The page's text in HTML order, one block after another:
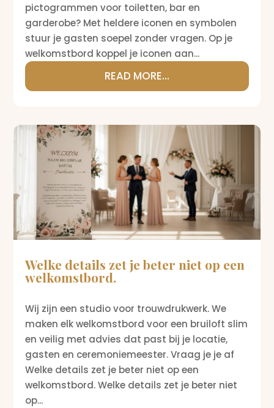
pictogrammen voor toiletten, bar en
garderobe? Met heldere iconen en symbolen
stuur je gasten soepel zonder vragen. Op je
welkomstbord koppel je iconen aan...
READ MORE...
Welke details zet je beter niet op een
welkomstbord.
Wij zijn een studio voor trouwdrukwerk. We
maken elk welkomstbord voor een bruiloft slim
en veilig met advies dat past bij je locatie,
gasten en ceremoniemeester. Vraag je je af
Welke details zet je beter niet op een
welkomstbord. Welke details zet je beter niet
op...